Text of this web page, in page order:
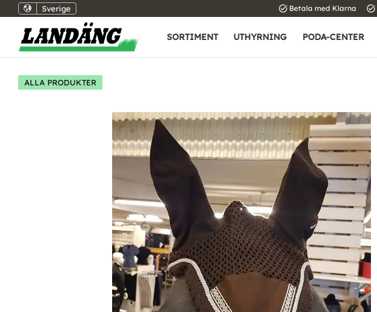
Sverige task_alt Betala med Klarna task_alt
SORTIMENT UTHYRNING PODA-CENTER
ALLA PRODUKTER